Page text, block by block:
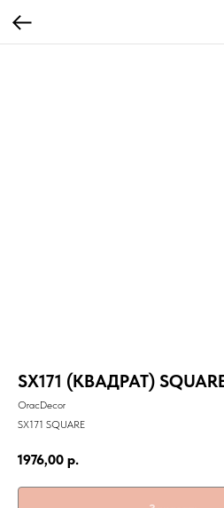
SX171 (КВАДРАТ)
OracDecor
SX171 SQUARE
1976,00 р.